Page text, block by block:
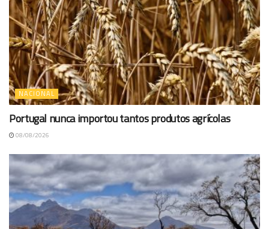
NACIONAL
Portugal nunca importou tantos produtos agrícolas
08/08/2026